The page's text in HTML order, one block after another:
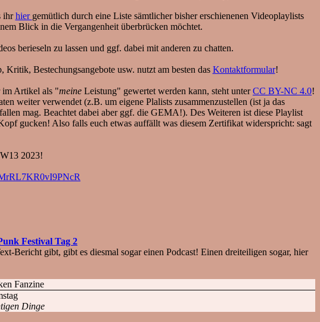
ihrhier gemütlich durch eine Liste sämtlicher bisher erschienenen Videoplaylists
Blick in die Vergangenheit überbrücken möchtet.
berieseln zu lassen und ggf. dabei mit anderen zu chatten.
Bestechungsangebote usw. nutzt am besten das Kontaktformular!
im Artikel als "meine Leistung" gewertet werden kann, steht unterCC BY-NC 4.0!
weiter verwendet (z.B. um eigene Plalists zusammenzustellen (ist ja das
mag. Beachtet dabei aber ggf. die GEMA!). Des Weiteren ist diese Playlist
gucken! Also falls euch etwas auffällt was diesem Zertifikat widerspricht: sagt
2023!
Festival Tag 2
Bericht gibt, gibt es diesmal sogar einen Podcast! Einen dreiteiligen sogar, hier
Fanzine
Dinge